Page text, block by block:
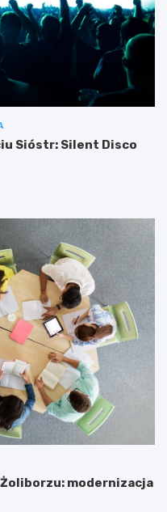
Sióstr: Silent Disco
modernizacja